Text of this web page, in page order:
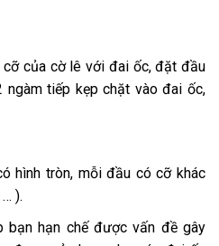
cỡ của cờ lê với đai ốc, đặt đầu
tiếp kẹp chặt vào đai ốc,
hình tròn, mỗi đầu có cỡ khác
).
bạn hạn chế được vấn đề gây